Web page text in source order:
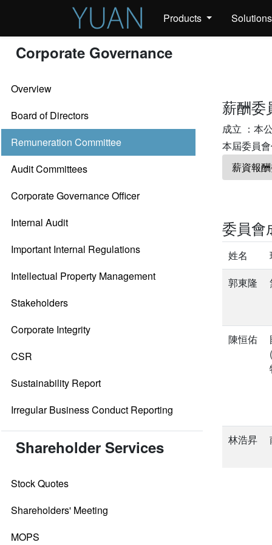
Products
Corporate Governance
Overview
Board of Directors
Remuneration Committee
Audit Committees
Corporate Governance Officer
Internal Audit
Important Internal Regulations
Intellectual Property Management
Stakeholders
Corporate Integrity
CSR
Sustainability Report
Irregular Business Conduct Reporting
Shareholder Services
Stock Quotes
Shareholders' Meeting
MOPS
薪酬委
成立 ：本
本屆委員
薪資報
委員會
姓名
郭東隆
陳恒佑
林浩昇